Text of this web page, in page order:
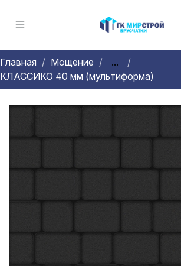
Главная Мощение
...
КЛАССИКО 40 мм (мультиформа)